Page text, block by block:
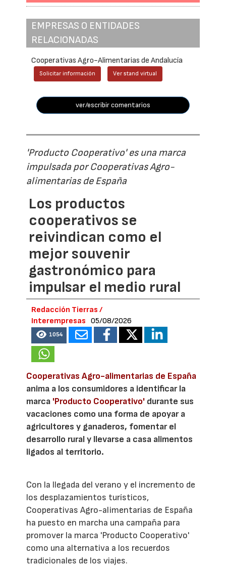
EMPRESAS O ENTIDADES
RELACIONADAS
Cooperativas Agro-Alimentarias de Andalucía
Solicitar información Ver stand virtual
ver/escribir comentarios
'Producto Cooperativo' es una marca
impulsada por Cooperativas Agro-
alimentarias de España
Los productos
cooperativos se
reivindican como el
mejor souvenir
gastronómico para
impulsar el medio rural
Redacción Tierras /
Interempresas
05/08/2026
1054
Cooperativas Agro-alimentarias de España
anima a los consumidores a identificar la
marca 'Producto Cooperativo' durante sus
vacaciones como una forma de apoyar a
agricultores y ganaderos, fomentar el
desarrollo rural y llevarse a casa alimentos
ligados al territorio.
Con la llegada del verano y el incremento de
los desplazamientos turísticos,
Cooperativas Agro-alimentarias de España
ha puesto en marcha una campaña para
promover la marca 'Producto Cooperativo'
como una alternativa a los recuerdos
tradicionales de los viajes.